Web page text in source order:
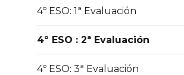
4º ESO: 1ª Evaluación
4º ESO : 2ª Evaluación
4º ESO: 3ª Evaluación